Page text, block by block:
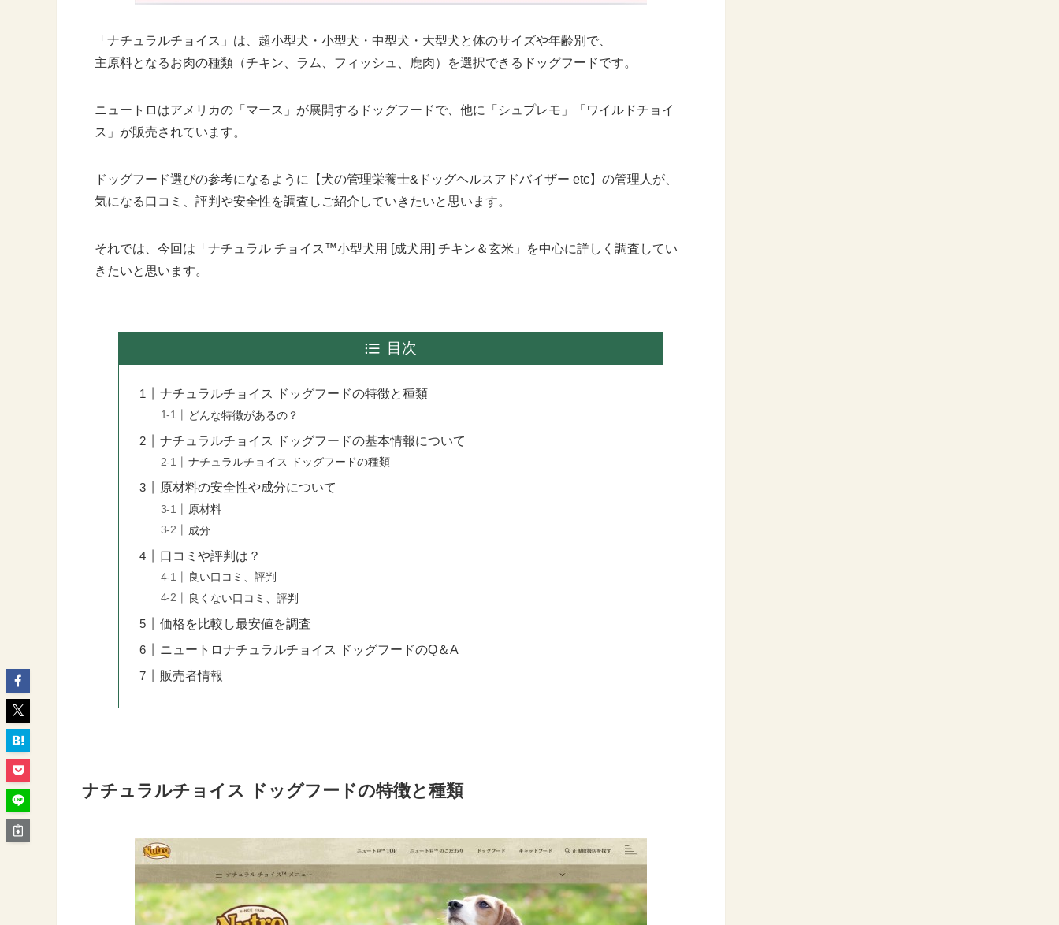
「ナチュラルチョイス」は、超小型犬・小型犬・中型犬・大型犬と体のサイズや年齢別で、
主原料となるお肉の種類（チキン、ラム、フィッシュ、鹿肉）を選択できるドッグフードです。
ニュートロはアメリカの「マース」が展開するドッグフードで、他に「シュプレモ」「ワイルドチョイ
ス」が販売されています。
ドッグフード選びの参考になるように【犬の管理栄養士&ドッグヘルスアドバイザー etc】の管理人が、
気になる口コミ、評判や安全性を調査しご紹介していきたいと思います。
それでは、今回は「ナチュラル チョイス™小型犬用 [成犬用] チキン＆玄米」を中心に詳しく調査してい
きたいと思います。
目次
ナチュラルチョイス ドッグフードの特徴と種類
どんな特徴があるの？
ナチュラルチョイス ドッグフードの基本情報について
ナチュラルチョイス ドッグフードの種類
原材料の安全性や成分について
原材料
成分
口コミや評判は？
良い口コミ、評判
良くない口コミ、評判
価格を比較し最安値を調査
ニュートロナチュラルチョイス ドッグフードのQ＆A
販売者情報
ナチュラルチョイス ドッグフードの特徴と種類